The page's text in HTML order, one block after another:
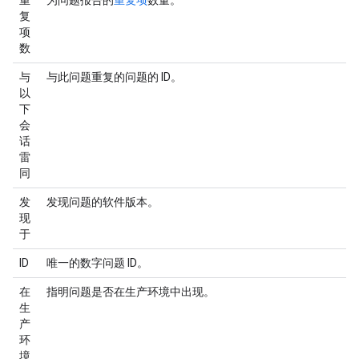
复
项
数
与
以
下
会
话
雷
同
与此问题重复的问题的 ID。
发
现
于
发现问题的软件版本。
ID 唯一的数字问题 ID。
在
生
产
环
境
指明问题是否在生产环境中出现。